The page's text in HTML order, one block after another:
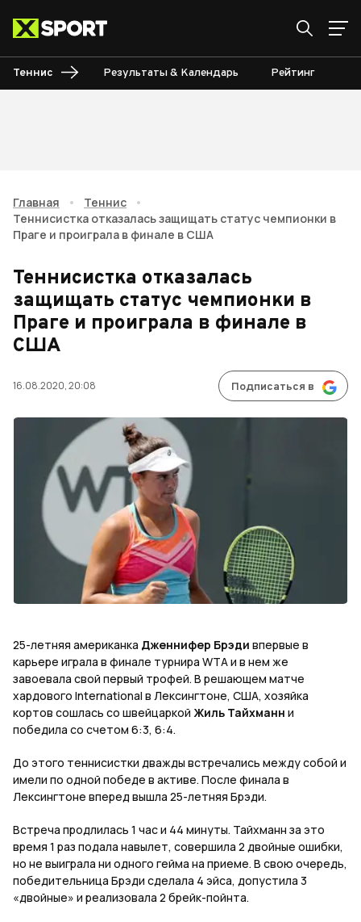
Теннис Результаты & Календарь Рейтинг
Главная • Теннис
•
Теннисистка отказалась защищать статус чемпионки в
Праге и проиграла в финале в США
Теннисистка отказалась
защищать статус чемпионки в
Праге и проиграла в финале в
США
16.08.2020, 20:08 Подписаться в
25-летняя американка Дженнифер Брэди впервые в
карьере играла в финале турнира WTAи в нем же
завоевала свой первый трофей. В решающем матче
хардового International в Лексингтоне, США, хозяйка
кортов сошлась со швейцаркой Жиль Тайхманн и
победила со счетом 6:3, 6:4.
До этого теннисистки дважды встречались между собой и
имели по одной победе в активе. После финала в
Лексингтоне вперед вышла 25-летняя Брэди.
Встреча продлилась 1 час и 44 минуты. Тайхманн за это
время 1 раз подала навылет, совершила 2 двойные ошибки,
но не выиграла ни одного гейма на приеме. В свою очередь,
победительница Брэди сделала 4 эйса, допустила 3
«двойные» и реализовала 2 брейк-пойнта.